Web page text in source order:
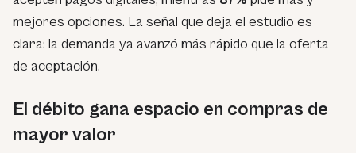
mejores opciones. La señal que deja el estudio es
clara: la demanda ya avanzó más rápido que la oferta
de aceptación.
El débito gana espacio en compras de
mayor valor